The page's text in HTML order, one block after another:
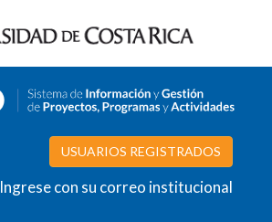
USUARIOS REGISTRADOS
Ingrese con su correo institucional